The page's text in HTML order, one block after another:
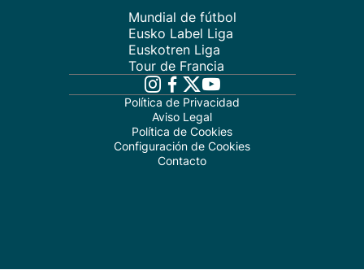
Mundial de fútbol
Eusko Label Liga
Euskotren Liga
Tour de Francia
Política de Privacidad
Aviso Legal
Política de Cookies
Configuración de Cookies
Contacto